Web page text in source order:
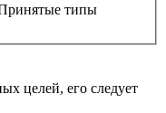
типы
целей, его следует